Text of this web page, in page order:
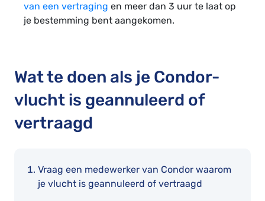
van een vertraging en meer dan 3 uur te laat op
je bestemming bent aangekomen.
Wat te doen als je Condor-
vlucht is geannuleerd of
vertraagd
Vraag een medewerker van Condor waarom
je vlucht is geannuleerd of vertraagd